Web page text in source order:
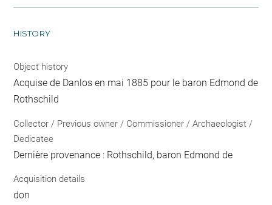
HISTORY
Object history
Acquise de Danlos en mai 1885 pour le baron Edmond de
Rothschild
Collector / Previous owner / Commissioner / Archaeologist /
Dedicatee
Dernière provenance : Rothschild, baron Edmond de
Acquisition details
don